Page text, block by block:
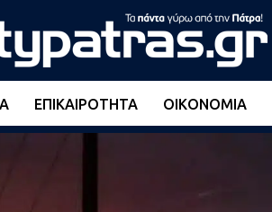
ΕΠΙΚΑΙΡΌΤΗΤΑ ΟΙΚΟΝΟΜΊΑ